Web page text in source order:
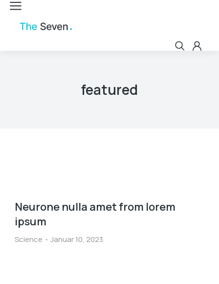
featured
Neurone nulla amet from lorem
ipsum
Science Januar 10, 2023